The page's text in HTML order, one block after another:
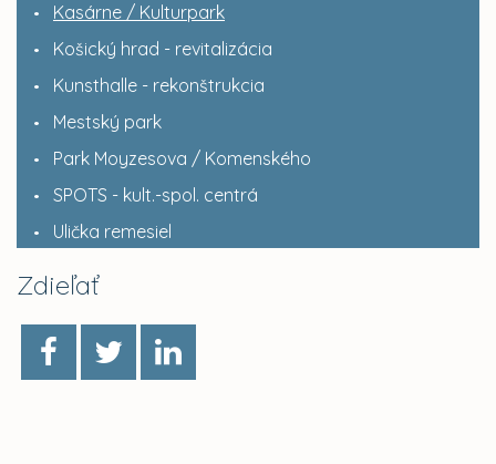
Kasárne / Kulturpark
Košický hrad - revitalizácia
Kunsthalle - rekonštrukcia
Mestský park
Park Moyzesova / Komenského
SPOTS - kult.-spol. centrá
Ulička remesiel
Zdieľať